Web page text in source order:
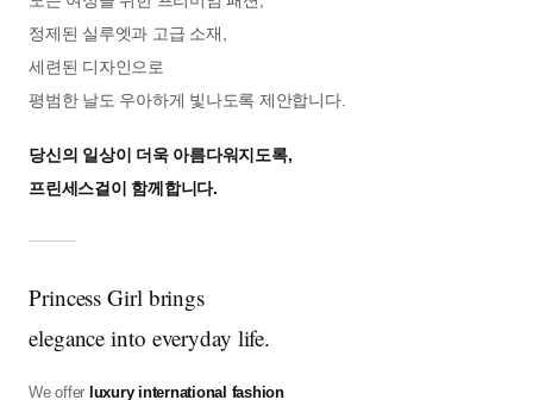
정제된 실루엣과 고급 소재,
세련된 디자인으로
평범한 날도 우아하게 빛나도록 제안합니다.
당신의 일상이 더욱 아름다워지도록,
프린세스걸이 함께합니다.
Princess Girl brings
elegance into everyday life.
We offer luxury international fashion